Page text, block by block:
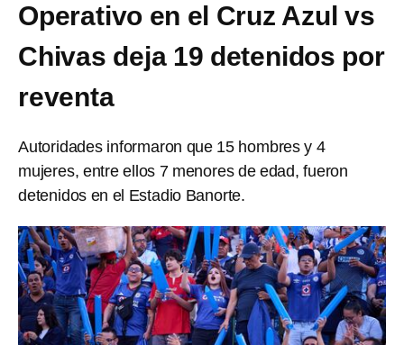
Operativo en el Cruz Azul vs
Chivas deja 19 detenidos por
reventa
Autoridades informaron que 15 hombres y 4
mujeres, entre ellos 7 menores de edad, fueron
detenidos en el Estadio Banorte.